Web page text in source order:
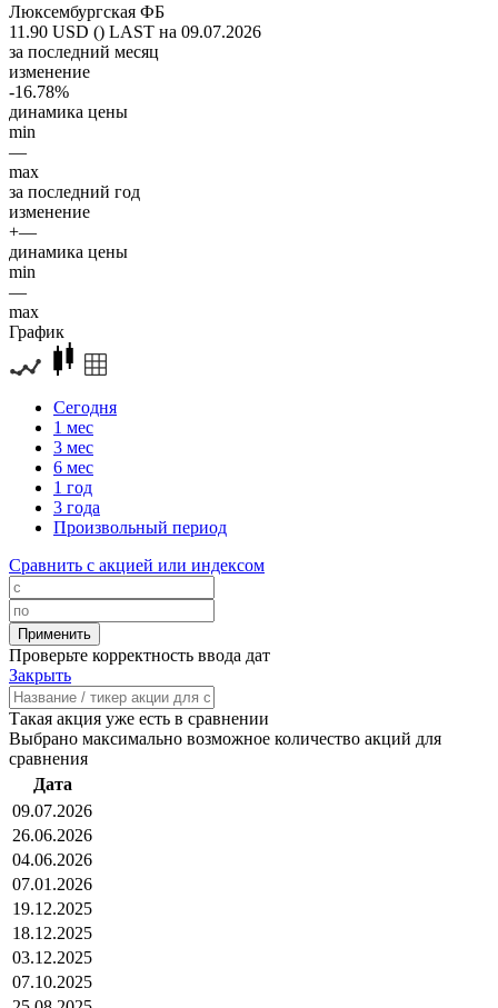
Люксембургская ФБ
11.90 USD () LAST на 09.07.2026
за последний месяц
изменение
-16.78%
динамика цены
min
—
max
за последний год
изменение
+—
динамика цены
min
—
max
График
Сегодня
1 мес
3 мес
6 мес
1 год
3 года
Произвольный период
Сравнить с акцией или индексом
Проверьте корректность ввода дат
Закрыть
Такая акция уже есть в сравнении
Выбрано максимально возможное количество акций для
сравнения
Дата
09.07.2026
26.06.2026
04.06.2026
07.01.2026
19.12.2025
18.12.2025
03.12.2025
07.10.2025